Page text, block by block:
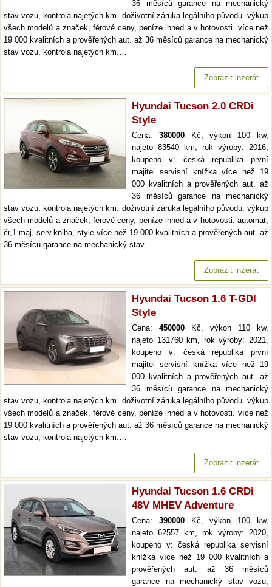
36 měsíců garance na mechanický
stav vozu, kontrola najetých km. doživotní záruka legálního původu. výkup
všech modelů a značek, férové ceny, peníze ihned a v hotovosti. více než
19 000 kvalitních a prověřených aut. až 36 měsíců garance na mechanický
stav vozu, kontrola najetých km.…
Zobrazit inzerát
Hyundai Tucson 2.0 CRDi
Style
Cena: 380000Kč, výkon 100 kw,
najeto 83540 km, rok výroby: 2016,
koupeno v: česká republika první
majitel servisní knížka více než 19
000 kvalitních a prověřených aut. až
36 měsíců garance na mechanický
stav vozu, kontrola najetých km. doživotní záruka legálního původu. výkup
všech modelů a značek, férové ceny, peníze ihned a v hotovosti. automat,
čr,1.maj, serv.kniha, style více než 19 000 kvalitních a prověřených aut. až
36 měsíců garance na mechanický stav…
Zobrazit inzerát
Hyundai Tucson 1.6 T-GDI
Style
Cena: 450000 Kč, výkon 110 kw,
najeto 131760 km, rok výroby: 2021,
koupeno v: česká republika první
majitel servisní knížka více než 19
000 kvalitních a prověřených aut. až
36 měsíců garance na mechanický
stav vozu, kontrola najetých km. doživotní záruka legálního původu. výkup
všech modelů a značek, férové ceny, peníze ihned a v hotovosti. více než
19 000 kvalitních a prověřených aut. až 36 měsíců garance na mechanický
stav vozu, kontrola najetých km.…
Zobrazit inzerát
Hyundai Tucson 1.6 CRDi
48V MHEV Adventure
Cena: 390000Kč, výkon 100 kw,
najeto 62557 km, rok výroby: 2020,
koupeno v: česká republika servisní
knížka více než 19 000 kvalitních a
prověřených aut. až 36 měsíců
garance na mechanický stav vozu,